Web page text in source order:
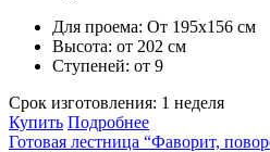
Для проема: От 195х156 см
Высота: от 202 см
Ступеней: от 9
Срок изготовления: 1 неделя
Купить Подробнее
Готовая лестница “Фаворит,